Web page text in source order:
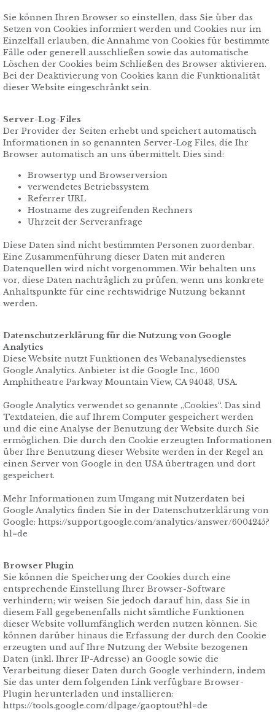
Sie können Ihren Browser so einstellen, dass Sie über das
Setzen von Cookies informiert werden und Cookies nur im
Einzelfall erlauben, die Annahme von Cookies für bestimmte
Fälle oder generell ausschließen sowie das automatische
Löschen der Cookies beim Schließen des Browser aktivieren.
Bei der Deaktivierung von Cookies kann die Funktionalität
dieser Website eingeschränkt sein.
Server-Log-Files
Der Provider der Seiten erhebt und speichert automatisch
Informationen in so genannten Server-Log Files, die Ihr
Browser automatisch an uns übermittelt. Dies sind:
Browsertyp und Browserversion
verwendetes Betriebssystem
Referrer URL
Hostname des zugreifenden Rechners
Uhrzeit der Serveranfrage
Diese Daten sind nicht bestimmten Personen zuordenbar.
Eine Zusammenführung dieser Daten mit anderen
Datenquellen wird nicht vorgenommen. Wir behalten uns
vor, diese Daten nachträglich zu prüfen, wenn uns konkrete
Anhaltspunkte für eine rechtswidrige Nutzung bekannt
werden.
Datenschutzerklärung für die Nutzung von Google
Analytics
Diese Website nutzt Funktionen des Webanalysedienstes
Google Analytics. Anbieter ist die Google Inc., 1600
Amphitheatre Parkway Mountain View, CA 94043, USA.
Google Analytics verwendet so genannte „Cookies“. Das sind
Textdateien, die auf Ihrem Computer gespeichert werden
und die eine Analyse der Benutzung der Website durch Sie
ermöglichen. Die durch den Cookie erzeugten Informationen
über Ihre Benutzung dieser Website werden in der Regel an
einen Server von Google in den USA übertragen und dort
gespeichert.
Mehr Informationen zum Umgang mit Nutzerdaten bei
Google Analytics finden Sie in der Datenschutzerklärung von
Google: https://support.google.com/analytics/answer/6004245?
hl=de
Browser Plugin
Sie können die Speicherung der Cookies durch eine
entsprechende Einstellung Ihrer Browser-Software
verhindern; wir weisen Sie jedoch darauf hin, dass Sie in
diesem Fall gegebenenfalls nicht sämtliche Funktionen
dieser Website vollumfänglich werden nutzen können. Sie
können darüber hinaus die Erfassung der durch den Cookie
erzeugten und auf Ihre Nutzung der Website bezogenen
Daten (inkl. Ihrer IP-Adresse) an Google sowie die
Verarbeitung dieser Daten durch Google verhindern, indem
Sie das unter dem folgenden Link verfügbare Browser-
Plugin herunterladen und installieren:
https://tools.google.com/dlpage/gaoptout?hl=de